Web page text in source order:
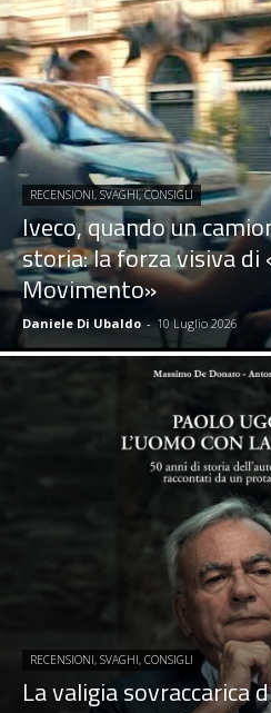
RECENSIONI, SVAGHI, CONSIGLI
Iveco, quando un
storia: la forza visiva di
Movimento»
Daniele Di Ubaldo - 10 Luglio 2026
RECENSIONI, SVAGHI, CONSIGLI
La valigia sovraccarica